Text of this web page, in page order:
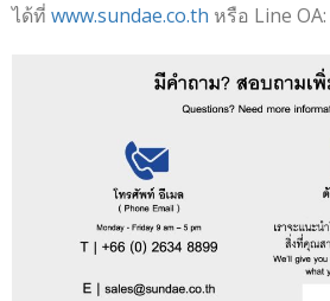
ได้ที่ www.sundae.co.th หรือ Line OA: